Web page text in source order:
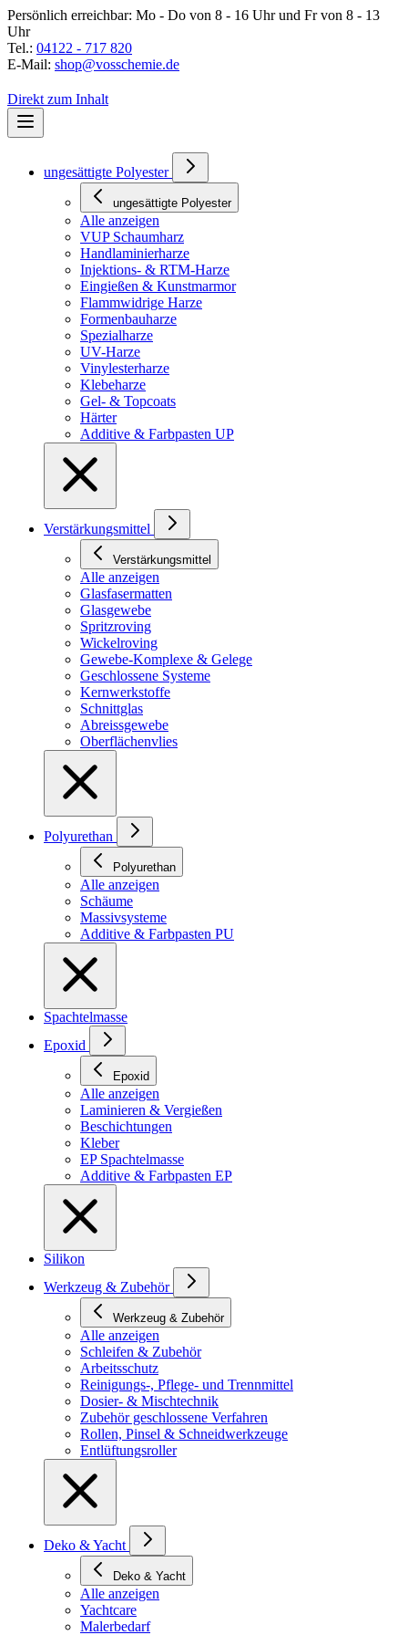
Persönlich erreichbar: Mo - Do von 8 - 16 Uhr und Fr von 8 - 13
Uhr
Tel.: 04122 - 717 820
E-Mail: shop@vosschemie.de
Direkt zum Inhalt
ungesättigte Polyester
ungesättigte Polyester
Alle anzeigen
VUP Schaumharz
Handlaminierharze
Injektions- & RTM-Harze
Eingießen & Kunstmarmor
Flammwidrige Harze
Formenbauharze
Spezialharze
UV-Harze
Vinylesterharze
Klebeharze
Gel- & Topcoats
Härter
Additive & Farbpasten UP
Verstärkungsmittel
Verstärkungsmittel
Alle anzeigen
Glasfasermatten
Glasgewebe
Spritzroving
Wickelroving
Gewebe-Komplexe & Gelege
Geschlossene Systeme
Kernwerkstoffe
Schnittglas
Abreissgewebe
Oberflächenvlies
Polyurethan
Polyurethan
Alle anzeigen
Schäume
Massivsysteme
Additive & Farbpasten PU
Spachtelmasse
Epoxid
Epoxid
Alle anzeigen
Laminieren & Vergießen
Beschichtungen
Kleber
EP Spachtelmasse
Additive & Farbpasten EP
Silikon
Werkzeug & Zubehör
Werkzeug & Zubehör
Alle anzeigen
Schleifen & Zubehör
Arbeitsschutz
Reinigungs-, Pflege- und Trennmittel
Dosier- & Mischtechnik
Zubehör geschlossene Verfahren
Rollen, Pinsel & Schneidwerkzeuge
Entlüftungsroller
Deko & Yacht
Deko & Yacht
Alle anzeigen
Yachtcare
Malerbedarf